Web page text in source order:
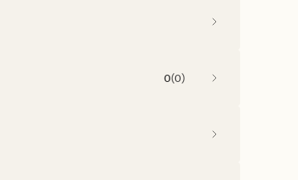
0(0)